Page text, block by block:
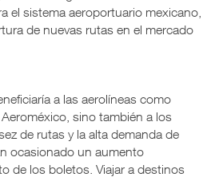
el sistema aeroportuario mexicano,
de nuevas rutas en el mercado
a las aerolíneas como
sino también a los
de rutas y la alta demanda de
ocasionado un aumento
de los boletos. Viajar a destinos